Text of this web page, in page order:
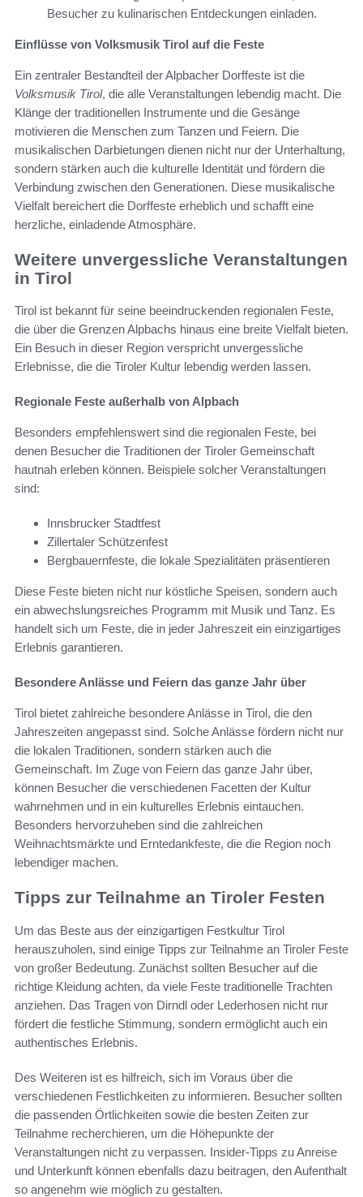
Besucher zu kulinarischen Entdeckungen einladen.
Einflüsse von Volksmusik Tirol auf die Feste
Ein zentraler Bestandteil der Alpbacher Dorffeste ist die
Volksmusik Tirol, die alle Veranstaltungen lebendig macht. Die
Klänge der traditionellen Instrumente und die Gesänge
motivieren die Menschen zum Tanzen und Feiern. Die
musikalischen Darbietungen dienen nicht nur der Unterhaltung,
sondern stärken auch die kulturelle Identität und fördern die
Verbindung zwischen den Generationen. Diese musikalische
Vielfalt bereichert die Dorffeste erheblich und schafft eine
herzliche, einladende Atmosphäre.
Weitere unvergessliche Veranstaltungen
in Tirol
Tirol ist bekannt für seine beeindruckenden regionalen Feste,
die über die Grenzen Alpbachs hinaus eine breite Vielfalt bieten.
Ein Besuch in dieser Region verspricht unvergessliche
Erlebnisse, die die Tiroler Kultur lebendig werden lassen.
Regionale Feste außerhalb von Alpbach
Besonders empfehlenswert sind die regionalen Feste, bei
denen Besucher die Traditionen der Tiroler Gemeinschaft
hautnah erleben können. Beispiele solcher Veranstaltungen
sind:
Innsbrucker Stadtfest
Zillertaler Schützenfest
Bergbauernfeste, die lokale Spezialitäten präsentieren
Diese Feste bieten nicht nur köstliche Speisen, sondern auch
ein abwechslungsreiches Programm mit Musik und Tanz. Es
handelt sich um Feste, die in jeder Jahreszeit ein einzigartiges
Erlebnis garantieren.
Besondere Anlässe und Feiern das ganze Jahr über
Tirol bietet zahlreiche besondere Anlässe in Tirol, die den
Jahreszeiten angepasst sind. Solche Anlässe fördern nicht nur
die lokalen Traditionen, sondern stärken auch die
Gemeinschaft. Im Zuge von Feiern das ganze Jahr über,
können Besucher die verschiedenen Facetten der Kultur
wahrnehmen und in ein kulturelles Erlebnis eintauchen.
Besonders hervorzuheben sind die zahlreichen
Weihnachtsmärkte und Erntedankfeste, die die Region noch
lebendiger machen.
Tipps zur Teilnahme an Tiroler Festen
Um das Beste aus der einzigartigen Festkultur Tirol
herauszuholen, sind einige Tipps zur Teilnahme an Tiroler Feste
von großer Bedeutung. Zunächst sollten Besucher auf die
richtige Kleidung achten, da viele Feste traditionelle Trachten
anziehen. Das Tragen von Dirndl oder Lederhosen nicht nur
fördert die festliche Stimmung, sondern ermöglicht auch ein
authentisches Erlebnis.
Des Weiteren ist es hilfreich, sich im Voraus über die
verschiedenen Festlichkeiten zu informieren. Besucher sollten
die passenden Örtlichkeiten sowie die besten Zeiten zur
Teilnahme recherchieren, um die Höhepunkte der
Veranstaltungen nicht zu verpassen. Insider-Tipps zu Anreise
und Unterkunft können ebenfalls dazu beitragen, den Aufenthalt
so angenehm wie möglich zu gestalten.